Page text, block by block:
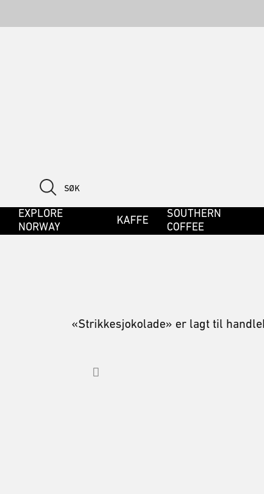
EXPLORE
NORWAY
KAFFE
SOUTHERN
COFFEE
«Strikkesjokolade» er lagt til